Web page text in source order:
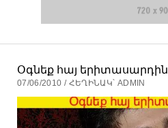
Օգնեք հայ երիտասարդին
07/06/2010 / ՀԵՂԻՆԱԿ՝ ADMIN